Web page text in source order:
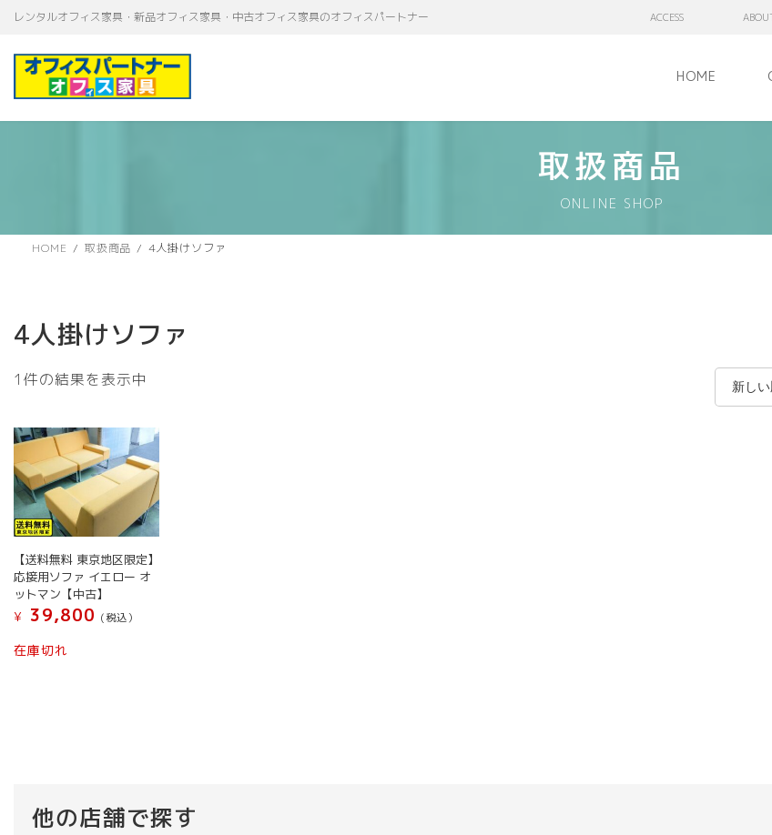
テ
ゲ
レンタルオフィス家具・新品オフィス家具・中古オフィス家具のオフィスパートナー ACCESS
HOME
取扱商品
ONLINE SHOP
HOME 取扱商品 4人掛けソファ
4人掛けソファ
1件の結果を表示中
【送料無料 東京地区限定】
応接用ソファ イエロー オ
ットマン【中古】
¥
39,800 (税込）
在庫切れ
他の店舗で探す